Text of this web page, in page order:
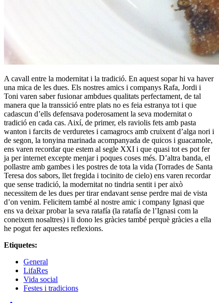
A cavall entre la modernitat i la tradició. En aquest sopar hi va haver
una mica de les dues. Els nostres amics i companys Rafa, Jordi i
Toni varen saber fusionar ambdues qualitats perfectament, de tal
manera que la transsició entre plats no es feia estranya tot i que
cadascun d’ells defensava poderosament la seva modernitat o
tradició en cada cas. Així, de primer, els raviolis fets amb pasta
wanton i farcits de verduretes i camagrocs amb cruixent d’alga nori i
de segon, la tonyina marinada acompanyada de quicos i guacamole,
ens varen recordar que estem al segle XXI i que quasi tot es pot fer
ja per internet excepte menjar i poques coses més. D’altra banda, el
pollastre amb gambes i les postres de tota la vida (Torrades de Santa
Teresa dos sabors, llet fregida i tocinito de cielo) ens varen recordar
que sense tradició, la modernitat no tindria sentit i per això
necessitem de les dues per tirar endavant sense perdre mai de vista
d’on venim. Felicitem també al nostre amic i company Ignasi que
ens va deixar probar la seva ratafía (la ratafía de l’Ignasi com la
coneixem nosaltres) i li dono les gràcies també perquè gràcies a ella
he pogut fer aquestes reflexions.
Etiquetes:
General
LifaRes
Vida social
Festes i tradicions